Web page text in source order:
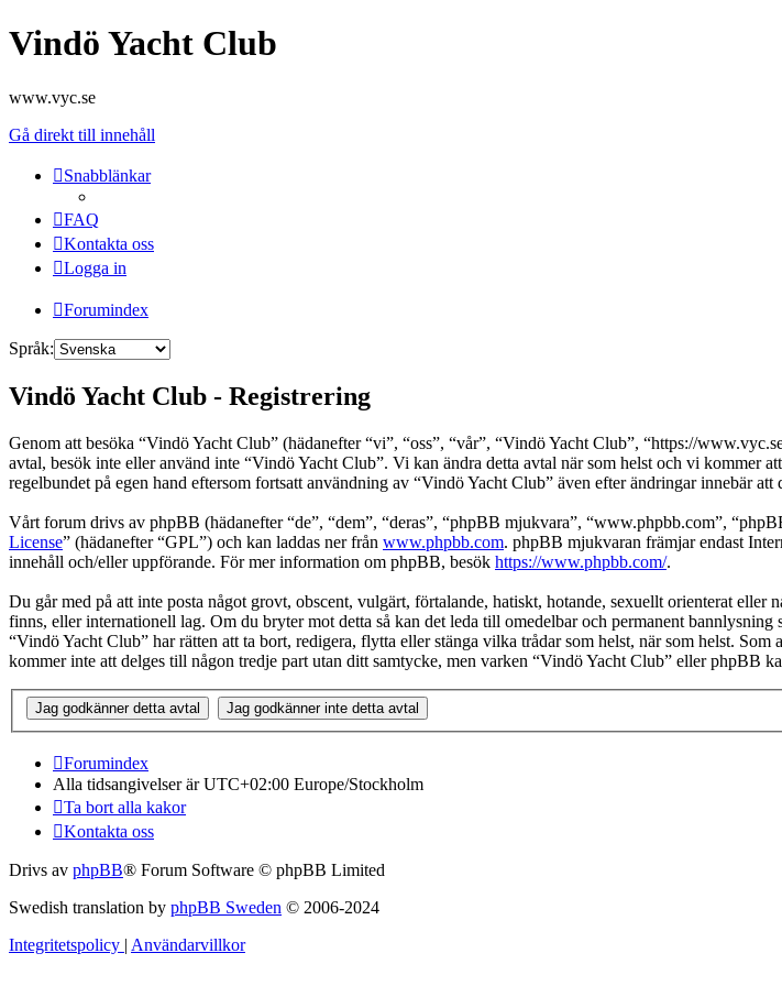
Vindö Yacht Club
www.vyc.se
Gå direkt till innehåll
Snabblänkar
FAQ
Kontakta oss
Logga in
Forumindex
Språk:
Vindö Yacht Club - Registrering
Genom att besöka “Vindö Yacht Club” (hädanefter “vi”, “oss”, “vår”, “Vindö Yacht Club”, “https://
avtal, besök inte eller använd inte “Vindö Yacht Club”. Vi kan ändra detta avtal när som helst och vi kommer
regelbundet på egen hand eftersom fortsatt användning av “Vindö Yacht Club” även efter ändringar innebär
Vårt forum drivs av phpBB (hädanefter “de”, “dem”, “deras”, “phpBB mjukvara”, “www.phpbb.com”,
License” (hädanefter “GPL”) och kan laddas ner från www.phpbb.com. phpBB mjukvaran främjar endast
innehåll och/eller uppförande. För mer information om phpBB, besök https://www.phpbb.com/.
Du går med på att inte posta något grovt, obscent, vulgärt, förtalande, hatiskt, hotande, sexuellt orienterat
finns, eller internationell lag. Om du bryter mot detta så kan det leda till omedelbar och permanent
“Vindö Yacht Club” har rätten att ta bort, redigera, flytta eller stänga vilka trådar som helst, när som helst.
kommer inte att delges till någon tredje part utan ditt samtycke, men varken “Vindö Yacht Club” eller phpBB
Forumindex
Alla tidsangivelser är UTC+02:00 Europe/Stockholm
Ta bort alla kakor
Kontakta oss
Drivs av phpBB® Forum Software © phpBB Limited
Swedish translation by phpBB Sweden © 2006-2024
Integritetspolicy | Användarvillkor